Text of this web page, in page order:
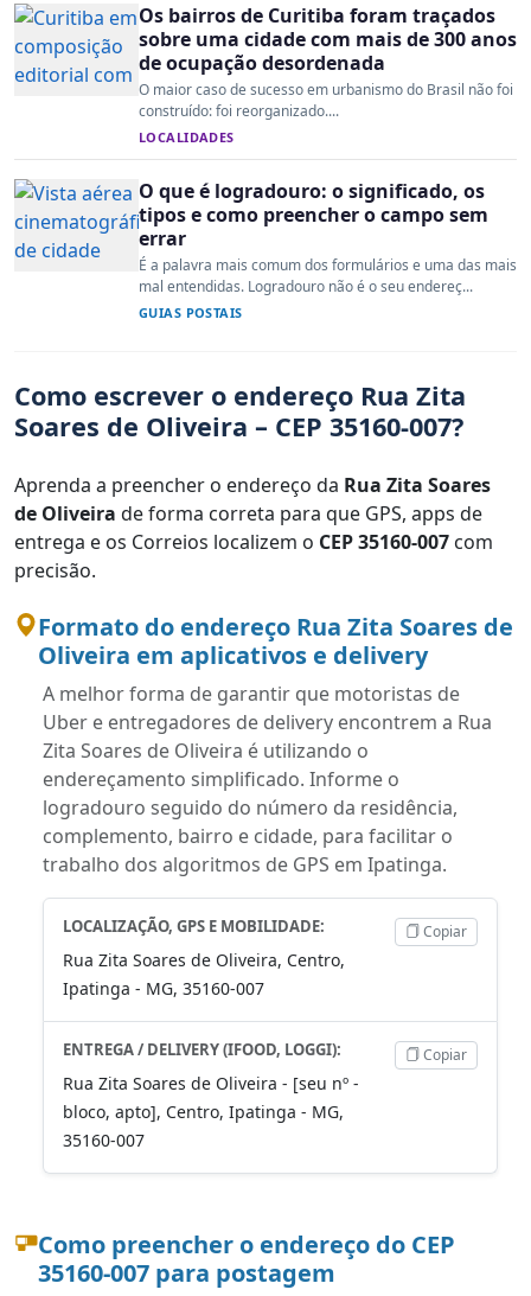
Os bairros de Curitiba foram traçados
sobre uma cidade com mais de 300 anos
de ocupação desordenada
O maior caso de sucesso em urbanismo do Brasil não foi
construído: foi reorganizado....
LOCALIDADES
O que é logradouro: o significado, os
tipos e como preencher o campo sem
errar
É a palavra mais comum dos formulários e uma das mais
mal entendidas. Logradouro não é o seu endereç...
GUIAS POSTAIS
Como escrever o endereço Rua Zita
Soares de Oliveira – CEP 35160-007?
Aprenda a preencher o endereço da Rua Zita Soares
de Oliveira de forma correta para que GPS, apps de
entrega e os Correios localizem o CEP 35160-007 com
precisão.
Formato do endereço Rua Zita Soares de
Oliveira em aplicativos e delivery
A melhor forma de garantir que motoristas de
Uber e entregadores de delivery encontrem a Rua
Zita Soares de Oliveira é utilizando o
endereçamento simplificado. Informe o
logradouro seguido do número da residência,
complemento, bairro e cidade, para facilitar o
trabalho dos algoritmos de GPS em Ipatinga.
LOCALIZAÇÃO, GPS E MOBILIDADE:
Rua Zita Soares de Oliveira, Centro,
Ipatinga - MG, 35160-007
Copiar
ENTREGA / DELIVERY (IFOOD, LOGGI):
Rua Zita Soares de Oliveira - [seu nº -
bloco, apto], Centro, Ipatinga - MG,
35160-007
Copiar
Como preencher o endereço do CEP
35160-007 para postagem